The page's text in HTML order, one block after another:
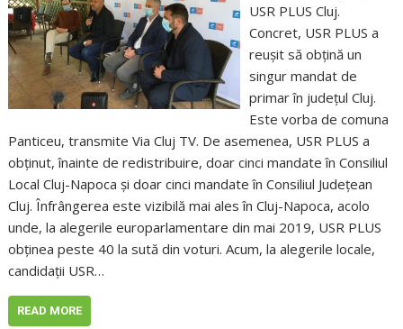
USR PLUS Cluj.
Concret, USR PLUS a
reușit să obțină un
singur mandat de
primar în județul Cluj.
Este vorba de comuna
Panticeu, transmite Via Cluj TV. De asemenea, USR PLUS a
obținut, înainte de redistribuire, doar cinci mandate în Consiliul
Local Cluj-Napoca și doar cinci mandate în Consiliul Județean
Cluj. Înfrângerea este vizibilă mai ales în Cluj-Napoca, acolo
unde, la alegerile europarlamentare din mai 2019, USR PLUS
obținea peste 40 la sută din voturi. Acum, la alegerile locale,
candidații USR…
READ MORE